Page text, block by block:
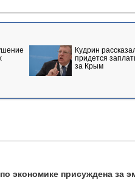
Кудрин
придется
за Крым
экономике присуждена за